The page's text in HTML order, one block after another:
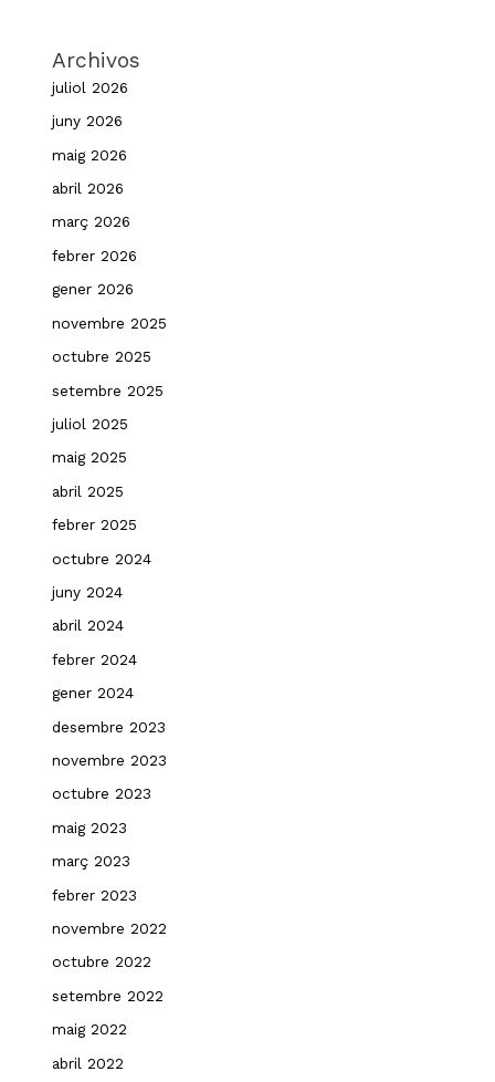
Archivos
juliol 2026
juny 2026
maig 2026
abril 2026
març 2026
febrer 2026
gener 2026
novembre 2025
octubre 2025
setembre 2025
juliol 2025
maig 2025
abril 2025
febrer 2025
octubre 2024
juny 2024
abril 2024
febrer 2024
gener 2024
desembre 2023
novembre 2023
octubre 2023
maig 2023
març 2023
febrer 2023
novembre 2022
octubre 2022
setembre 2022
maig 2022
abril 2022